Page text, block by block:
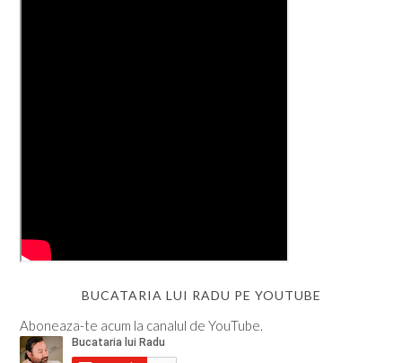
BUCATARIA LUI RADU PE YOUTUBE
Aboneaza-te acum la canalul de YouTube.